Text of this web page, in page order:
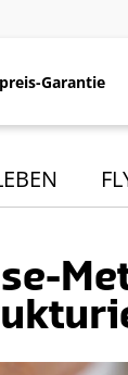
Garantie